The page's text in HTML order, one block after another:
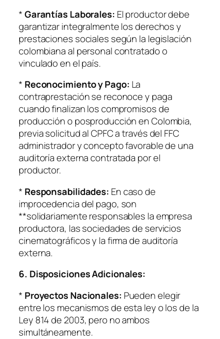
*Garantías Laborales: El productor debe
garantizar integralmente los derechos y
prestaciones sociales según la legislación
colombiana al personal contratado o
vinculado en el país.
* Reconocimiento y Pago: La
contraprestación se reconoce y paga
cuando finalizan los compromisos de
producción o posproducción en Colombia,
previa solicitud al CPFC a través del FFC
administrador y concepto favorable de una
auditoría externa contratada por el
productor.
* Responsabilidades: En caso de
improcedencia del pago, son
**solidariamente responsables la empresa
productora, las sociedades de servicios
cinematográficos y la firma de auditoría
externa.
6. Disposiciones Adicionales:
* Proyectos Nacionales: Pueden elegir
entre los mecanismos de esta ley o los de la
Ley 814 de 2003, pero no ambos
simultáneamente.